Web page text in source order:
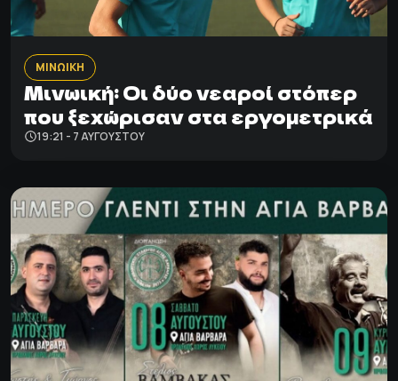
ΜΙΝΩΙΚΗ
Μινωική: Οι δύο νεαροί στόπερ
που ξεχώρισαν στα εργομετρικά
19:21 - 7 ΑΥΓΟΎΣΤΟΥ